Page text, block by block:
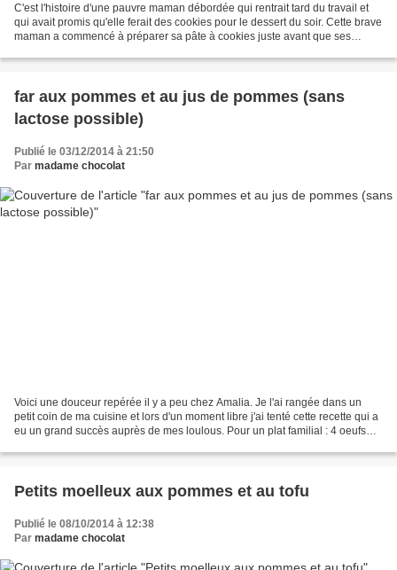
C'est l'histoire d'une pauvre maman débordée qui rentrait tard du travail et
qui avait promis qu'elle ferait des cookies pour le dessert du soir. Cette brave
maman a commencé à préparer sa pâte à cookies juste avant que ses
far aux pommes et au jus de pommes (sans
lactose possible)
Publié le 03/12/2014 à 21:50
Par madame chocolat
Voici une douceur repérée il y a peu chez Amalia. Je l'ai rangée dans un
petit coin de ma cuisine et lors d'un moment libre j'ai tenté cette recette qui a
eu un grand succès auprès de mes loulous. Pour un plat familial : 4 oeufs
Petits moelleux aux pommes et au tofu
Publié le 08/10/2014 à 12:38
Par madame chocolat